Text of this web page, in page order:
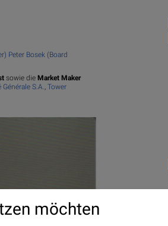
Peter Bosek (Board
sowie die Market Maker
Générale S.A., Tower
möchten